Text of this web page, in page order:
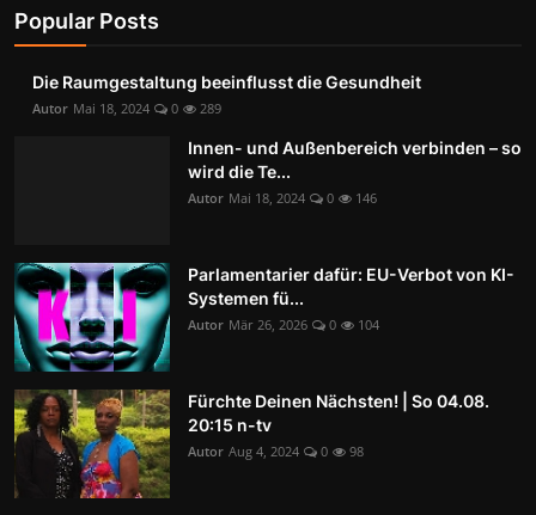
Popular Posts
Die Raumgestaltung beeinflusst die Gesundheit
Autor Mai 18, 2024 0 289
Innen- und Außenbereich verbinden – so
wird die Te...
Autor Mai 18, 2024 0 146
Parlamentarier dafür: EU-Verbot von KI-
Systemen fü...
Autor Mär 26, 2026 0 104
Fürchte Deinen Nächsten! | So 04.08.
20:15 n-tv
Autor Aug 4, 2024 0 98